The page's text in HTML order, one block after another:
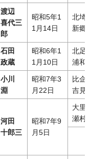
渡辺
喜代三
郎
昭和5年1
1月14日
北埼
新郷
石田
政蔵
昭和6年1
1月10日
北足
浦和
小川
淵
昭和7年3
月22日
比企
吉見
河田
十郎三
昭和7年9
月5日
大里
瀬村